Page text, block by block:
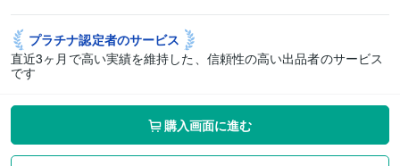
プラチナ認定者のサービス
直近3ヶ月で高い実績を維持した、信頼性の高い出品者のサービス
です
購入画面に進む